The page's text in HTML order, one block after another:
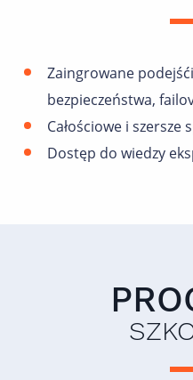
Zaingrowane
bezpieczeństwa,
Całościowe i
Dostęp do wiedzy